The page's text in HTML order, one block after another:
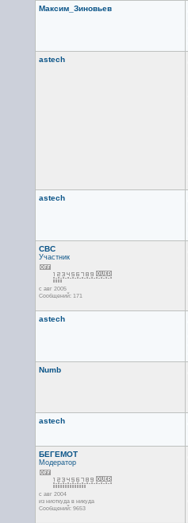
Максим_Зиновьев
astech
astech
СВС
Участник
с авг 2005
Сообщений: 171
astech
Numb
astech
БЕГЕМОТ
Модератор
с авг 2004
из ниоткуда в никуда
Сообщений: 9653